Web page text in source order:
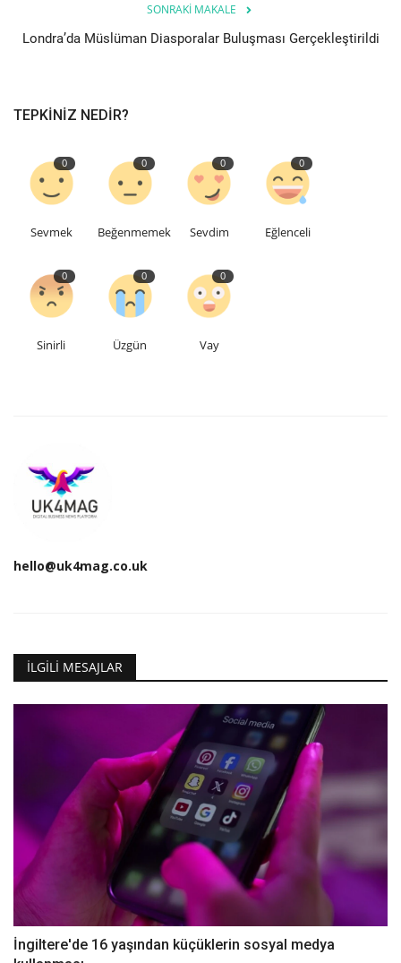
SONRAKI MAKALE
Londra’da Müslüman Diasporalar Buluşması Gerçekleştirildi
TEPKINIZ NEDIR?
0
Sevmek
0
Beğenmemek
0
Sevdim
0
Eğlenceli
0
Sinirli
0
Üzgün
0
Vay
hello@uk4mag.co.uk
İLGILI MESAJLAR
İngiltere'de 16 yaşından küçüklerin sosyal medya